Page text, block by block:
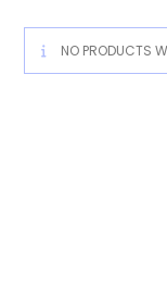
NO PRODUCTS